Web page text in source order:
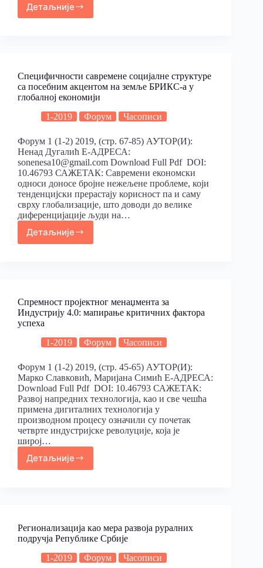
Детаљније
Специфичности савремене социјалне структуре
са посебним акцентом на земље БРИКС-а у
глобалној економији
1-2019
Форум Часописи
Форум 1 (1-2) 2019, (стр. 67-85) АУТОР(И):
Ненад Дугалић Е-АДРЕСА:
sonenesa10@gmail.com Download Full Pdf DOI:
10.46793 САЖЕТАК: Савремени економски
односи доносе бројне нежељене проблеме, који
тенденцијски прерастају корисност па и саму
сврху глобализације, што доводи до велике
диференцијације људи на…
Детаљније
Спремност пројектног менаџмента за
Индустрију 4.0: мапирање критичних фактора
успеха
1-2019
Форум Часописи
Форум 1 (1-2) 2019, (стр. 45-65) АУТОР(И):
Марко Славковић, Маријана Симић Е-АДРЕСА:
Download Full Pdf DOI: 10.46793 САЖЕТАК:
Развој напредних технологија, као и све чешћа
примена дигиталних технологија у
производном процесу означили су почетак
четврте индустријске револуције, која је
широј…
Детаљније
Регионализација као мера развоја руралних
подручја Републике Србије
1-2019
Форум Часописи